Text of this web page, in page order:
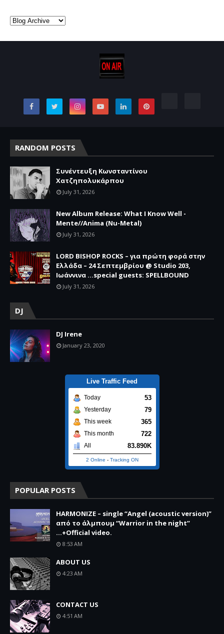
RANDOM POSTS
Συνέντευξη Κωνσταντίνου
Χατζηπολυκάρπου
July 31, 2026
New Album Release: What I Know Well -
Mente//Anima (Nu-Metal)
July 31, 2026
LORD BISHOP ROCKS – για πρώτη φορά στην
Ελλάδα – 24 Σεπτεμβρίου @ Studio 203,
Ιωάννινα …special guests: SPELLBOUND
July 31, 2026
DJ
DJ Irene
January 23, 2020
Live Traffic Feed
Today 53
Yesterday 79
This week 365
This month 722
All 83.890K
2 Online - Tracking ON
POPULAR POSTS
HARMONIZE – single “Angel (acoustic version)”
από το άλμπουμ “Warrior in the night”
...+Official video.
8:53 AM
ABOUT US
4:23 AM
CONTACT US
4:51 AM